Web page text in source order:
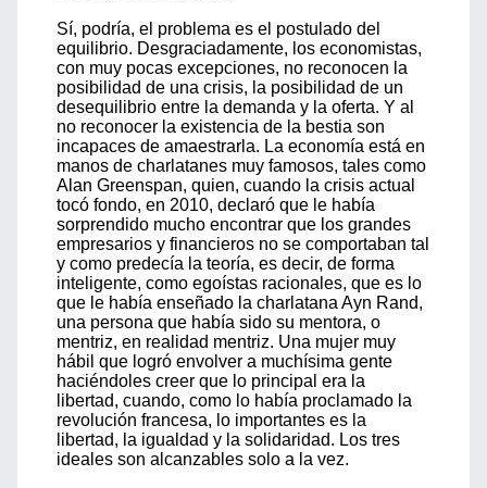
Sí, podría, el problema es el postulado del
equilibrio. Desgraciadamente, los economistas,
con muy pocas excepciones, no reconocen la
posibilidad de una crisis, la posibilidad de un
desequilibrio entre la demanda y la oferta. Y al
no reconocer la existencia de la bestia son
incapaces de amaestrarla. La economía está en
manos de charlatanes muy famosos, tales como
Alan Greenspan, quien, cuando la crisis actual
tocó fondo, en 2010, declaró que le había
sorprendido mucho encontrar que los grandes
empresarios y financieros no se comportaban tal
y como predecía la teoría, es decir, de forma
inteligente, como egoístas racionales, que es lo
que le había enseñado la charlatana Ayn Rand,
una persona que había sido su mentora, o
mentriz, en realidad mentriz. Una mujer muy
hábil que logró envolver a muchísima gente
haciéndoles creer que lo principal era la
libertad, cuando, como lo había proclamado la
revolución francesa, lo importantes es la
libertad, la igualdad y la solidaridad. Los tres
ideales son alcanzables solo a la vez.